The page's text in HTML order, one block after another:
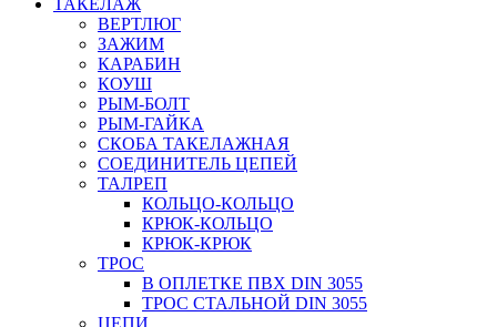
ТАКЕЛАЖ
ВЕРТЛЮГ
ЗАЖИМ
КАРАБИН
КОУШ
РЫМ-БОЛТ
РЫМ-ГАЙКА
СКОБА ТАКЕЛАЖНАЯ
СОЕДИНИТЕЛЬ ЦЕПЕЙ
ТАЛРЕП
КОЛЬЦО-КОЛЬЦО
КРЮК-КОЛЬЦО
КРЮК-КРЮК
ТРОС
В ОПЛЕТКЕ ПВХ DIN 3055
ТРОС СТАЛЬНОЙ DIN 3055
ЦЕПИ